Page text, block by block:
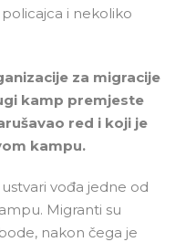
i nekoliko
za migracije
kamp premjeste
red i koji je
kampu.
vođa jedne od
Migranti su
nakon čega je